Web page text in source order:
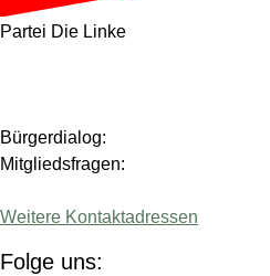
Partei Die Linke
Bürgerdialog:
Mitgliedsfragen:
Weitere Kontaktadressen
Folge uns: